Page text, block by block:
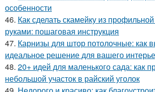
особенности
46. Как сделать скамейку из
руками: пошаговая инструкция
47. Карнизы для штор потолочные: как
идеальное решение для вашего
48. 20+ идей для маленького сада: как
небольшой участок в райский уголок